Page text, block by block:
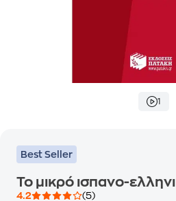
1
Best Seller
Το μικρό ισπανο-
4.2
(5)